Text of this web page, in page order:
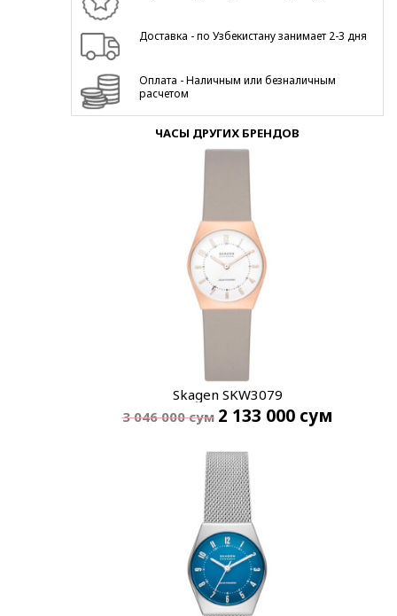
Доставка - по Узбекистану занимает 2-3 дня
Оплата - Наличным или безналичным
расчетом
ЧАСЫ ДРУГИХ БРЕНДОВ
Skagen SKW3079
3 046 000сум 2 133 000 сум